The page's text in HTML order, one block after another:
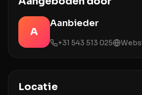
A
Aanbieder
+31 543 513 025
Locatie